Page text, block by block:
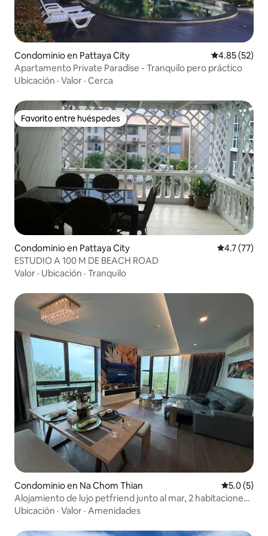
Condominio en Pattaya City Calificación
4.85 (52)
Apartamento Private Paradise - Tranquilo pero práctico
Ubicación · Valor · Cerca
Favorito entre huéspedes
Favorito entre huéspedes
Condominio en Pattaya City Calificación
4.7 (77)
ESTUDIO A 100 M DE BEACH ROAD
Valor · Ubicación · Tranquilo
Condominio en Na Chom Thian
5.0 (5)
Alojamiento de lujo petfriend junto al mar, 2 habitaciones,
vista al océano/100 m²
Ubicación · Valor · Amenidades